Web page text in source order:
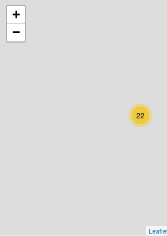
Vorarlberg
22
+
−